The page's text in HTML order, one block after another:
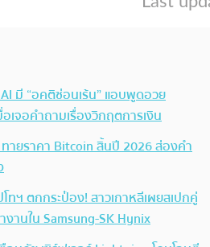
มี “อคติซ่อนเร้น” แอบพูดอวย
เจอคำถามเรื่องวิกฤตการเงิน
ายราคา Bitcoin สิ้นปี 2026 ส่องคำ
ทฯ ตกกระป๋อง! สาวเกาหลีเผยสเปกคู่
านใน Samsung-SK Hynix